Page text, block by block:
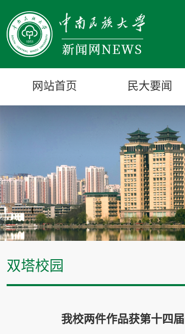
网站首页 民大要闻
双塔校园
我校两件作品获第十四